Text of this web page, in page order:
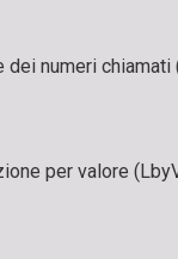
numeri
per valore